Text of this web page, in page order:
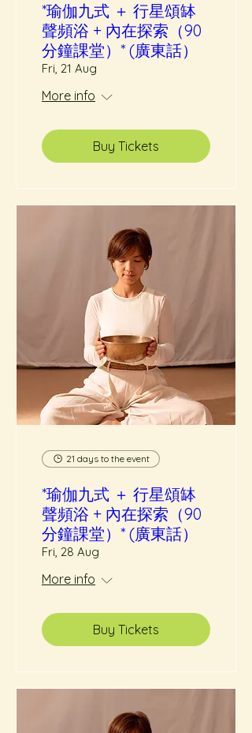
*瑜伽九式 ＋ 行星頌缽
聲頻浴 + 內在探索（90
分鐘課堂）* (廣東話）
Fri, 21 Aug
More info
Buy Tickets
21 days to the event
*瑜伽九式 ＋ 行星頌缽
聲頻浴 + 內在探索（90
分鐘課堂）* (廣東話）
Fri, 28 Aug
More info
Buy Tickets